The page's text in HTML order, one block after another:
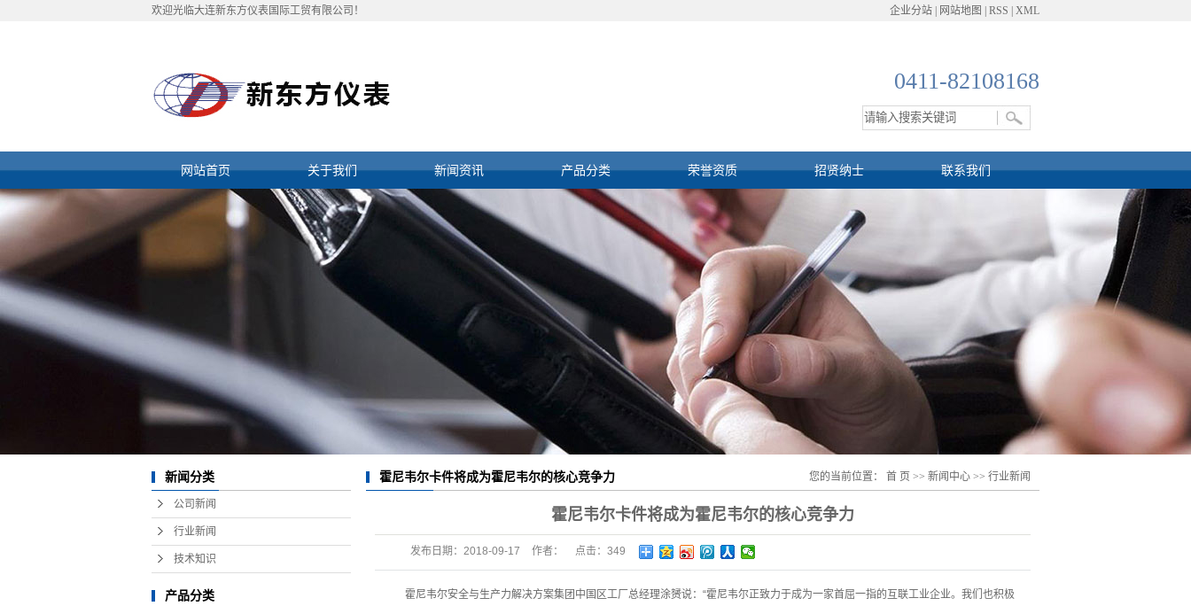
欢迎光临大连新东方仪表国际工贸有限公司！ 企业分站 网站地图 RSS XML
0411-82108168
网站首页 关于我们
公司简介
资质档案
联系我们
新闻资讯
公司新闻
行业新闻
产品分类
E+H仪表
霍尼韦尔卡件
肯纳特执行器
安捷伦色谱仪
罗克韦尔系统
其他进口仪表
荣誉资质 招贤纳士 联系我们
新闻分类
公司新闻
行业新闻
技术知识
产品分类
霍尼韦尔卡件将成为霍尼韦尔的核心竞争力 您的当前位置： 首 页 >> 新闻中心 >> 行业新闻
霍尼韦尔卡件将成为霍尼韦尔的核心竞争力
发布日期： 2018-09-17 作者： 点击： 349
霍尼韦尔安全与生产力解决方案集团中国区工厂总经理涂赟说：“霍尼韦尔正致力于成为一家首屈一指的互联工业企业。我们也积极